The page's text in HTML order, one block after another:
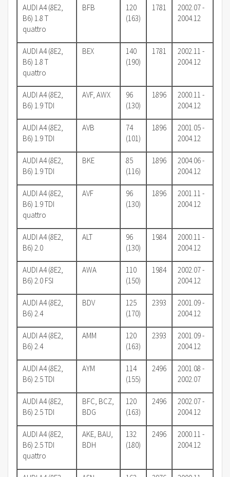
AUDI A4 (8E2,
B6) 1.8 T
quattro
BFB
120
(163)
1781
2002.07 -
2004.12
AUDI A4 (8E2,
B6) 1.8 T
quattro
BEX
140
(190)
1781
2002.11 -
2004.12
AUDI A4 (8E2,
B6) 1.9 TDI
AVF, AWX
96
(130)
1896
2000.11 -
2004.12
AUDI A4 (8E2,
B6) 1.9 TDI
AVB
74
(101)
1896
2001.05 -
2004.12
AUDI A4 (8E2,
B6) 1.9 TDI
BKE
85
(116)
1896
2004.06 -
2004.12
AUDI A4 (8E2,
B6) 1.9 TDI
quattro
AVF
96
(130)
1896
2001.11 -
2004.12
AUDI A4 (8E2,
B6) 2.0
ALT
96
(130)
1984
2000.11 -
2004.12
AUDI A4 (8E2,
B6) 2.0 FSI
AWA
110
(150)
1984
2002.07 -
2004.12
AUDI A4 (8E2,
B6) 2.4
BDV
125
(170)
2393
2001.09 -
2004.12
AUDI A4 (8E2,
B6) 2.4
AMM
120
(163)
2393
2001.09 -
2004.12
AUDI A4 (8E2,
B6) 2.5 TDI
AYM
114
(155)
2496
2001.08 -
2002.07
AUDI A4 (8E2,
B6) 2.5 TDI
BFC, BCZ,
BDG
120
(163)
2496
2002.07 -
2004.12
AUDI A4 (8E2,
B6) 2.5 TDI
quattro
AKE, BAU,
BDH
132
(180)
2496
2000.11 -
2004.12